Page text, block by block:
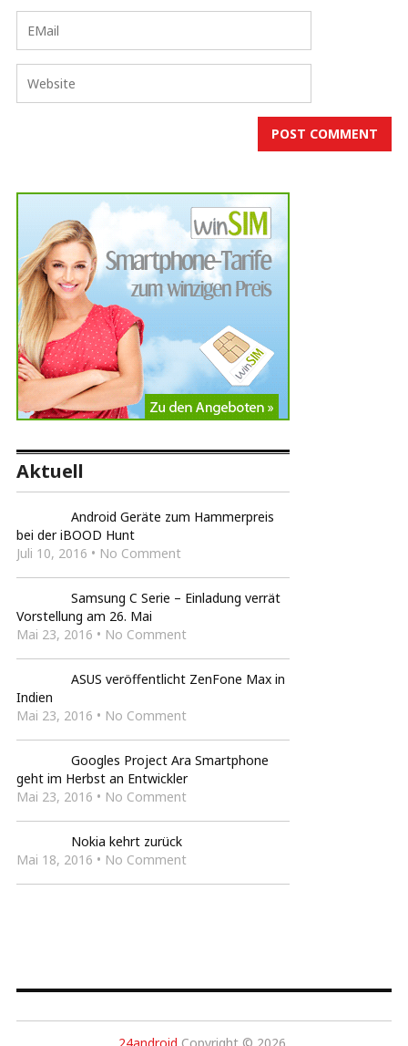
Aktuell
Android Geräte zum Hammerpreis
bei der iBOOD Hunt
Juli 10, 2016 • No Comment
Samsung C Serie – Einladung verrät
Vorstellung am 26. Mai
Mai 23, 2016 • No Comment
ASUS veröffentlicht ZenFone Max in
Indien
Mai 23, 2016 • No Comment
Googles Project Ara Smartphone
geht im Herbst an Entwickler
Mai 23, 2016 • No Comment
Nokia kehrt zurück
Mai 18, 2016 • No Comment